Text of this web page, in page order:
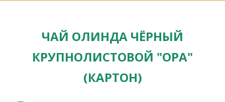
ЧАЙ ОЛИНДА ЧЁРНЫЙ
КРУПНОЛИСТОВОЙ "ОРА"
(КАРТОН)